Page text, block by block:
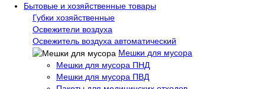
Бытовые и хозяйственные товары
Губки хозяйственные
Освежители воздуха
Освежитель воздуха автоматический
Мешки для мусора
Мешки для мусора ПНД
Мешки для мусора ПВД